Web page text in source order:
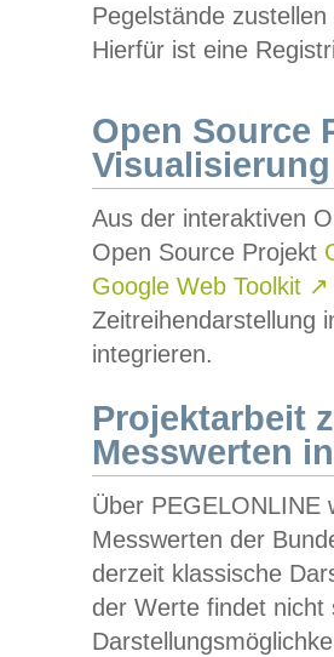
Pegelstände
Hierfür ist eine
Open Source
Visualisierung
Aus der interaktiven
Open Source Projekt
Google Web Toolkit ↗
Zeitreihendarstellung
integrieren.
Projektarbeit
Messwerten
Über PEGELONLINE
Messwerten der
derzeit klassische
der Werte findet